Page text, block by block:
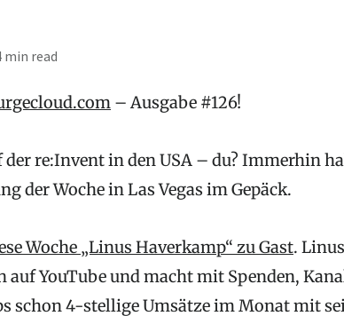
min read
– Ausgabe #126!
re:Invent in den USA – du? Immerhin
der Woche in Las Vegas im Gepäck.
Woche „Linus Haverkamp“ zu Gast.
auf YouTube und macht mit Spenden,
schon 4-stellige Umsätze im Monat mit